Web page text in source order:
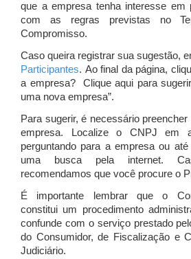
que a empresa tenha interesse em
com as regras previstas no
Compromisso.
Caso queira registrar sua sugestão,
Participantes. Ao final da página,
a empresa? Clique aqui para
uma nova empresa”.
Para sugerir, é necessário
empresa. Localize o CNPJ em
perguntando para a empresa ou
uma busca pela internet.
recomendamos que você procure o
É importante lembrar que o
constitui um procedimento
confunde com o serviço prestado
do Consumidor, de Fiscalização e
Judiciário.